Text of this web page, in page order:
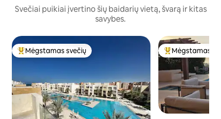
Svečiai puikiai įvertino šių baidarių vietą, švarą ir kitas
savybes.
Svečių mėgstamiausias
Mėgstamas svečių Svečių
Mėgstamas